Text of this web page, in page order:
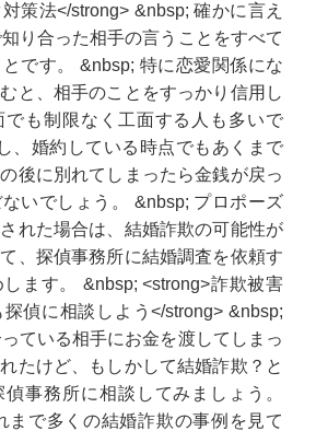
策法</strong> &nbsp; 確かに言え
り合った相手の言うことをすべて
です。 &nbsp; 特に恋愛関係にな
と、相手のことをすっかり信用し
でも制限なく工面する人も多いで
、婚約している時点でもあくまで
後に別れてしまったら金銭が戻っ
いでしょう。 &nbsp; プロポーズ
れた場合は、結婚詐欺の可能性が
、探偵事務所に結婚調査を依頼す
ます。 &nbsp; <strong>詐欺被害
偵に相談しよう</strong> &nbsp;
ている相手にお金を渡してしまっ
たけど、もしかして結婚詐欺？と
事務所に相談してみましょう。
まで多くの結婚詐欺の事例を見て